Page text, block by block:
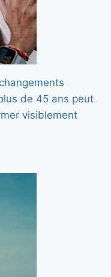
de 45 ans peut
visiblement